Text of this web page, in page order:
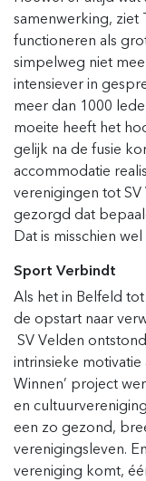
samenwerking, ziet
functioneren als
simpelweg niet
intensiever in
meer dan 1000
moeite heeft het
gelijk na de fusie
accommodatie
verenigingen tot
gezorgd dat
Dat is misschien
Sport Verbindt
Als het in Belfeld
de opstart naar
SV Velden
intrinsieke motivatie
Winnen’ project
en
een zo gezond,
verenigingsleven.
vereniging komt,